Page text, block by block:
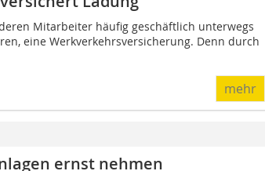
Mitarbeiter häufig geschäftlich unterwegs
eine Werkverkehrsversicherung. Denn durch
mehr
ernst nehmen